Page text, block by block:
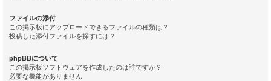
ファイルの添付
この掲示板にアップロードできるファイルの種類は？
投稿した添付ファイルを探すには？
phpBBについて
この掲示板ソフトウェアを作成したのは誰ですか？
必要な機能がありません